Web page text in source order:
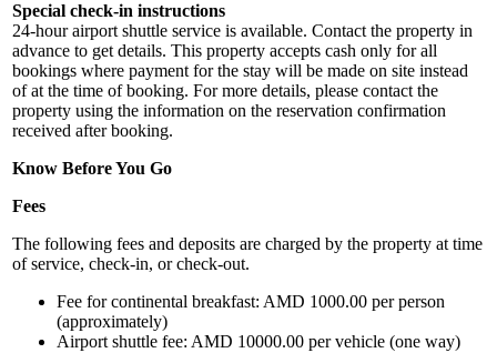
Special check-in instructions
24-hour airport shuttle service is available. Contact the property in
advance to get details. This property accepts cash only for all
bookings where payment for the stay will be made on site instead
of at the time of booking. For more details, please contact the
property using the information on the reservation confirmation
received after booking.
Know Before You Go
Fees
The following fees and deposits are charged by the property at time
of service, check-in, or check-out.
Fee for continental breakfast: AMD 1000.00 per person
(approximately)
Airport shuttle fee: AMD 10000.00 per vehicle (one way)